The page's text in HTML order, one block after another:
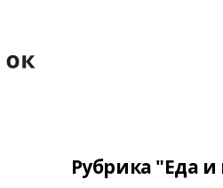
Рубрика "Еда